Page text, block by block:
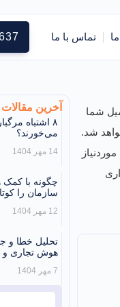
تماس با ما
شما
شد.
آخرین مقالات
۸ اشتباه
می‌خورند؟
14 مهر 1404
چگونه با
سازمان را
12 مهر 1404
تحلیل خطا و
هوش تجاری و
7 مهر 1404